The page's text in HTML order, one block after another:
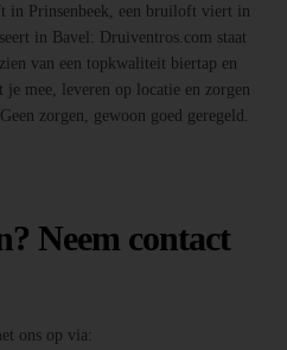
in Prinsenbeek, een bruiloft viert in
in Bavel: Druiventros.com staat
van een topkwaliteit biertap en
je mee, leveren op locatie en zorgen
zorgen, gewoon goed geregeld.
Neem contact
ons op via: